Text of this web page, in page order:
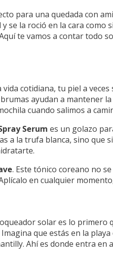
para una quedada con
se la roció en la cara como
te vamos a contar todo
cotidiana, tu piel a
ayudan a mantener
cuando salimos a
Serum es un golazo
a la trufa blanca, sino que
. Este tónico coreano no
en cualquier
solar es lo primero
Imagina que estás en la
Ahí es donde entra en